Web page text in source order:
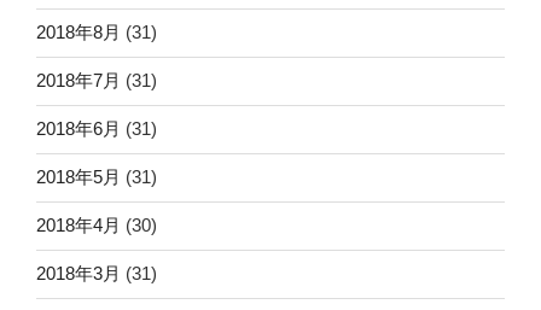
2018年8月 (31)
2018年7月 (31)
2018年6月 (31)
2018年5月 (31)
2018年4月 (30)
2018年3月 (31)